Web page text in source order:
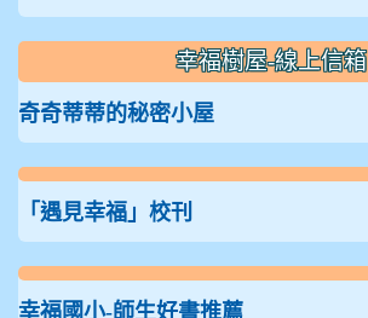
幸福樹屋-線上信箱
奇奇蒂蒂的秘密小屋
「遇見幸福」校刊
幸福國小-師生好書推薦